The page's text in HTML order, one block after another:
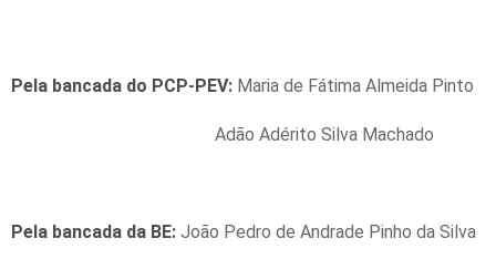
Pela bancada do PCP-PEV: Maria de Fátima Almeida Pinto
Adão Adérito Silva Machado
Pela bancada da BE: João Pedro de Andrade Pinho da Silva